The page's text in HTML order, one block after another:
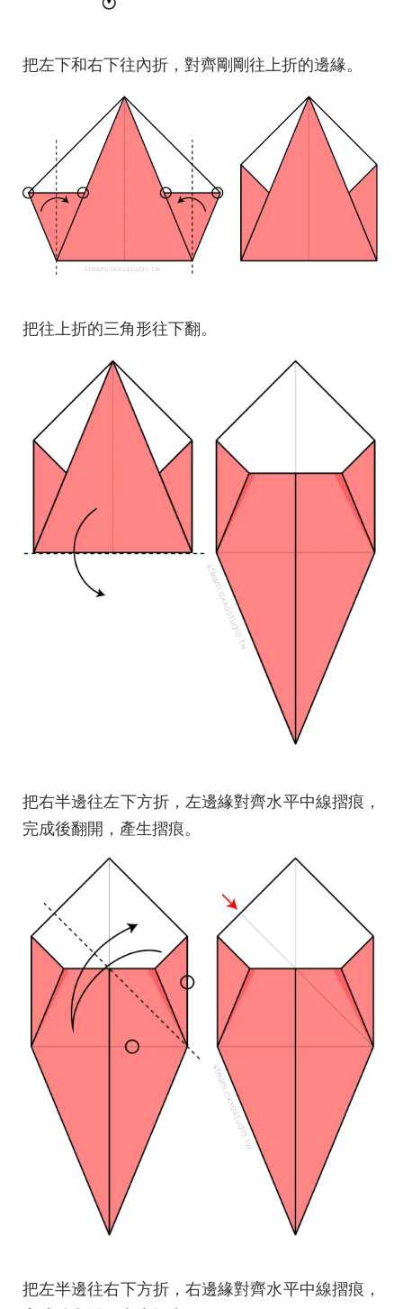
把左下和右下往內折，對齊剛剛往上折的邊緣。
把往上折的三角形往下翻。
把右半邊往左下方折，左邊緣對齊水平中線摺痕，
完成後翻開，產生摺痕。
把左半邊往右下方折，右邊緣對齊水平中線摺痕，